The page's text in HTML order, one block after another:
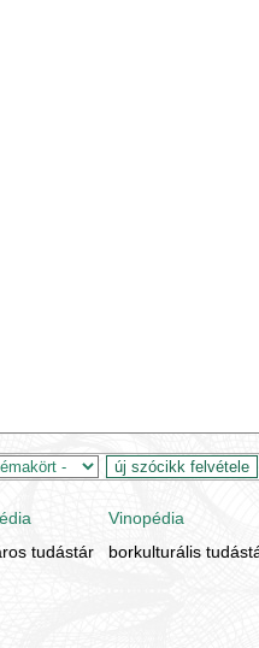
Vinopédia
tudástár borkulturális